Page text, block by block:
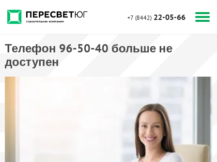
+7 (8442) 22-05-66
Телефон 96-50-40 больше не
доступен